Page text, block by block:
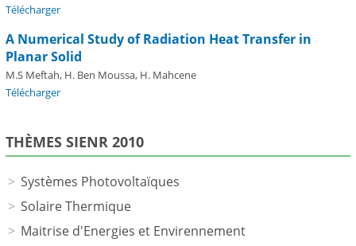
Télécharger
A Numerical Study of Radiation Heat Transfer in
Planar Solid
M.S Meftah, H. Ben Moussa, H. Mahcene
Télécharger
THÈMES SIENR 2010
Systèmes Photovoltaïques
Solaire Thermique
Maitrise d'Energies et Envirennement